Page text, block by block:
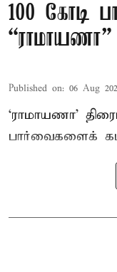
100 கோடி
Published on: 06 Aug
‘ராமாயணா’
பார்வைகளைக்